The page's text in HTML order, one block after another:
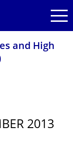
and High
2013